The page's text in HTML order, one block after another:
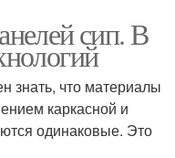
сип. В
знать, что материалы
каркасной и
одинаковые. Это